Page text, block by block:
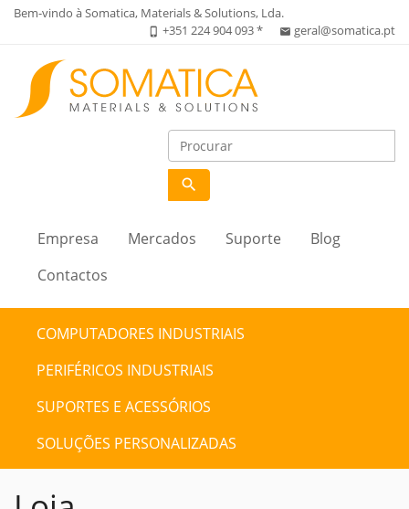
Bem-vindo à Somatica, Materials & Solutions, Lda.
phone_iphone +351 224 904 093 * email geral@somatica.pt
search
Empresa Mercados Suporte
Blog
Contactos
COMPUTADORES INDUSTRIAIS
PERIFÉRICOS INDUSTRIAIS
SUPORTES E ACESSÓRIOS
SOLUÇÕES PERSONALIZADAS